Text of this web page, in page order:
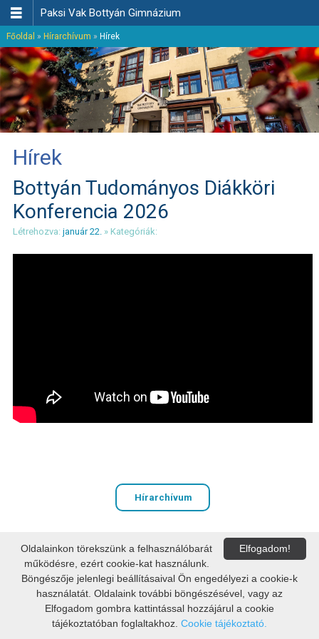
 Paksi Vak Bottyán Gimnázium
Főoldal » Hírarchívum » Hírek
Hírek
Bottyán Tudományos Diákköri
Konferencia 2026
Létrehozva: január 22. » Kategóriák:
Hírarchívum
PAKSI VAK BOTTYÁN GIMNÁZIUM
OM: 036391
7030 Paks, Dózsa György út 103.
E-mail:vbgimi@vbg.hu
A weblap készítője:
Govern-Soft Kft.
Elfogadom!
Oldalainkon törekszünk a felhasználóbarát
működésre, ezért cookie-kat használunk.
Böngészője jelenlegi beállításaival Ön engedélyezi a cookie-k
használatát. Oldalaink további böngészésével, vagy az
Elfogadom gombra kattintással hozzájárul a cookie
tájékoztatóban foglaltakhoz. Cookie tájékoztató.